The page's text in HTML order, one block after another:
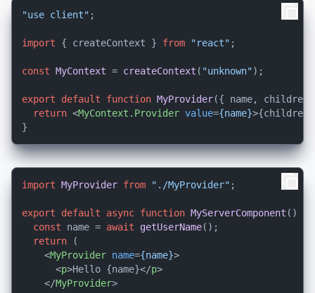
"use client" ;
import { createContext } from "react" ;
const MyContext = createContext ( "unknown");
export default function MyProvider({ name, children
return <MyContext.Provider value={name}>{children}
import MyProvider from "./MyProvider" ;
export default async function MyServerComponent ( ) {
const name = await getUserName();
return (
<MyProvider name={name}>
<p>Hello {name}</p>
</MyProvider>